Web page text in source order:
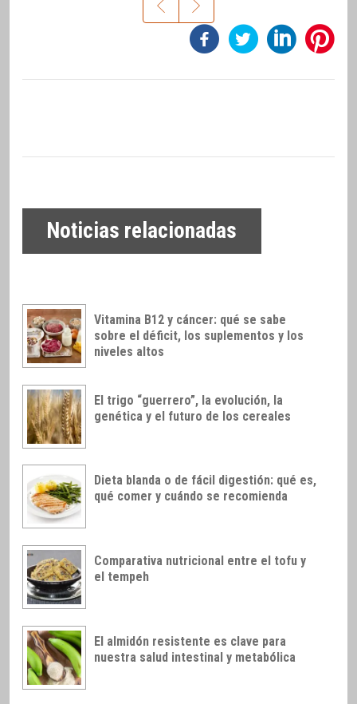
Noticias relacionadas
Vitamina B12 y cáncer: qué se sabe
sobre el déficit, los suplementos y los
niveles altos
El trigo “guerrero”, la evolución, la
genética y el futuro de los cereales
Dieta blanda o de fácil digestión: qué es,
qué comer y cuándo se recomienda
Comparativa nutricional entre el tofu y
el tempeh
El almidón resistente es clave para
nuestra salud intestinal y metabólica